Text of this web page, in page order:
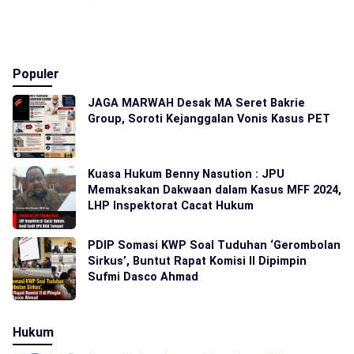
Populer
JAGA MARWAH Desak MA Seret Bakrie
Group, Soroti Kejanggalan Vonis Kasus PET
Kuasa Hukum Benny Nasution : JPU
Memaksakan Dakwaan dalam Kasus MFF 2024,
LHP Inspektorat Cacat Hukum
PDIP Somasi KWP Soal Tuduhan ‘Gerombolan
Sirkus’, Buntut Rapat Komisi II Dipimpin
Sufmi Dasco Ahmad
Hukum